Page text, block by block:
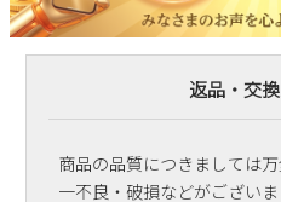
返品・交
商品の品質につきましては
一不良・破損などがござい